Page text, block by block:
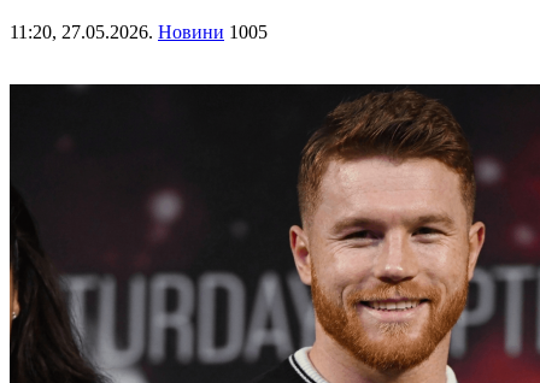
11:20, 27.05.2026. Новини 1005